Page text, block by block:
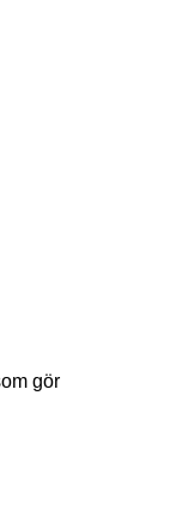
gör